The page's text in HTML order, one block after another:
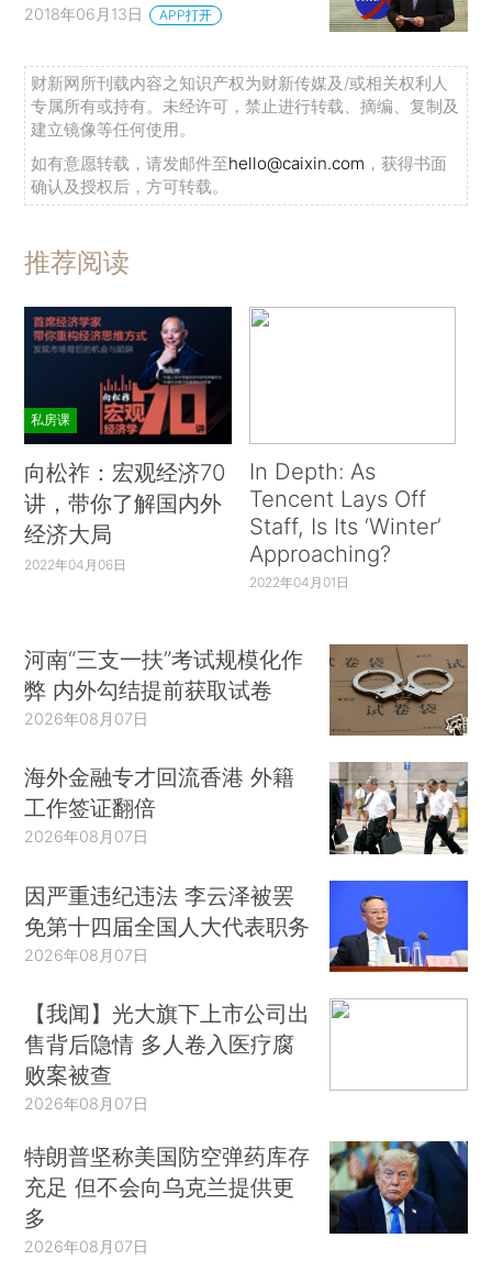
2018年06月13日 APP打开
财新网所刊载内容之知识产权为财新传媒及/或相关权利人
专属所有或持有。未经许可，禁止进行转载、摘编、复制及
建立镜像等任何使用。
如有意愿转载，请发邮件至hello@caixin.com ，获得书面
确认及授权后，方可转载。
推荐阅读
私房课
向松祚：宏观经济70
讲，带你了解国内外
经济大局
2022年04月06日
In Depth: As
Tencent Lays Off
Staff, Is Its ‘Winter’
Approaching?
2022年04月01日
河南“三支一扶”考试规模化作
弊 内外勾结提前获取试卷
2026年08月07日
海外金融专才回流香港 外籍
工作签证翻倍
2026年08月07日
因严重违纪违法 李云泽被罢
免第十四届全国人大代表职务
2026年08月07日
【我闻】光大旗下上市公司出
售背后隐情 多人卷入医疗腐
败案被查
2026年08月07日
特朗普坚称美国防空弹药库存
充足 但不会向乌克兰提供更
多
2026年08月07日